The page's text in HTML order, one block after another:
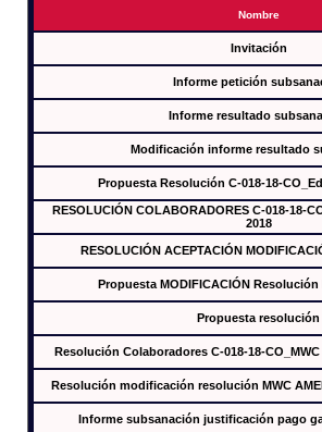
Nombre
Invitación
Informe petición
Informe resultado
Modificación informe resultado
Propuesta Resolución C-018-18-
RESOLUCIÓN COLABORADORES C-018-18-
2018
RESOLUCIÓN ACEPTACIÓN
Propuesta MODIFICACIÓN Resolución
Propuesta resolución
Resolución Colaboradores C-018-18-
Resolución modificación resolución MWC
Informe subsanación justificación pago